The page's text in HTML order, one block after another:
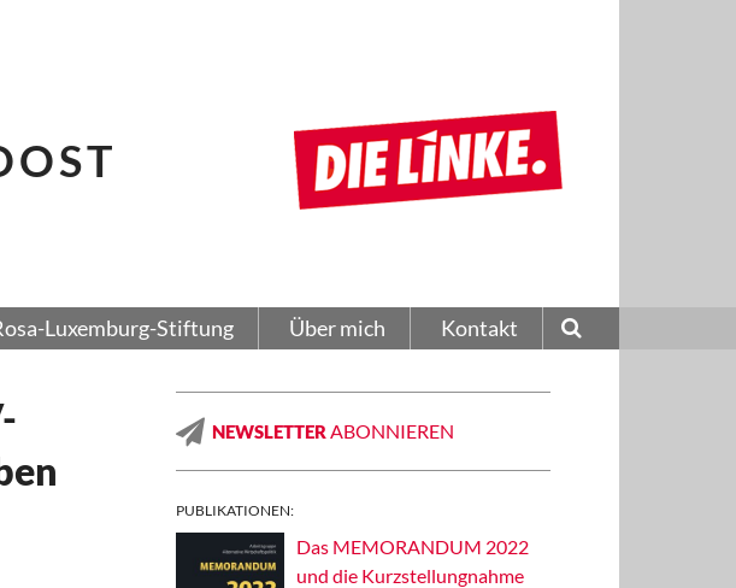
Luxemburg-Stiftung Über mich Kontakt
NEWSLETTER ABONNIEREN
PUBLIKATIONEN:
Das MEMORANDUM 2022
und die Kurzstellungnahme